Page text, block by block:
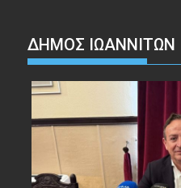
ΔΗΜΟΣ ΙΩΑΝΝΙΤΩΝ